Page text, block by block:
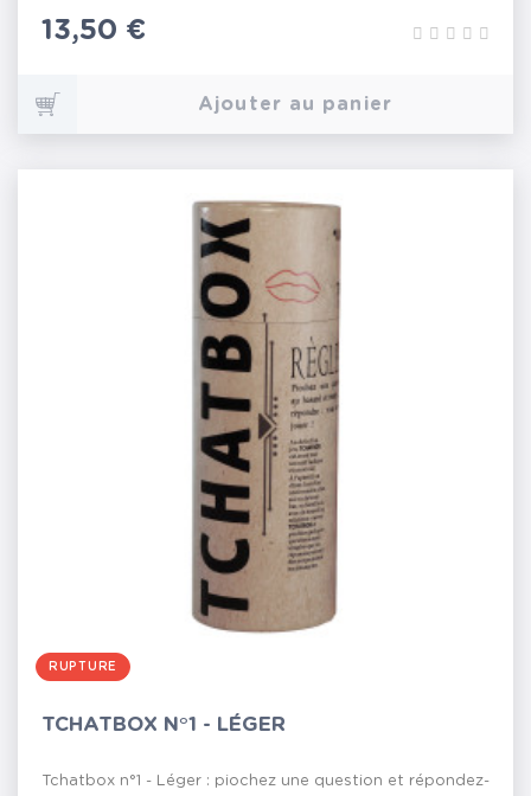
Prix
13,50 €
Ajouter au panier
RUPTURE
TCHATBOX N°1 - LÉGER
Tchatbox n°1 - Léger : piochez une question et répondez-